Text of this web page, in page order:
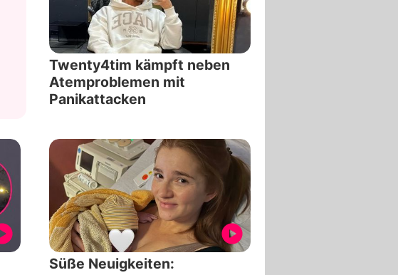
Twenty4tim kämpft neben
Atemproblemen mit
Panikattacken
Süße Neuigkeiten: